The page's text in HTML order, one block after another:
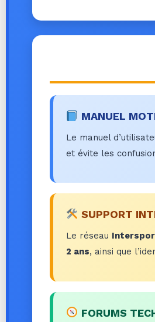
MANUEL
Le manuel
et évite les
SUPPORT
Le réseau
2 ans, ainsi que
FORUMS